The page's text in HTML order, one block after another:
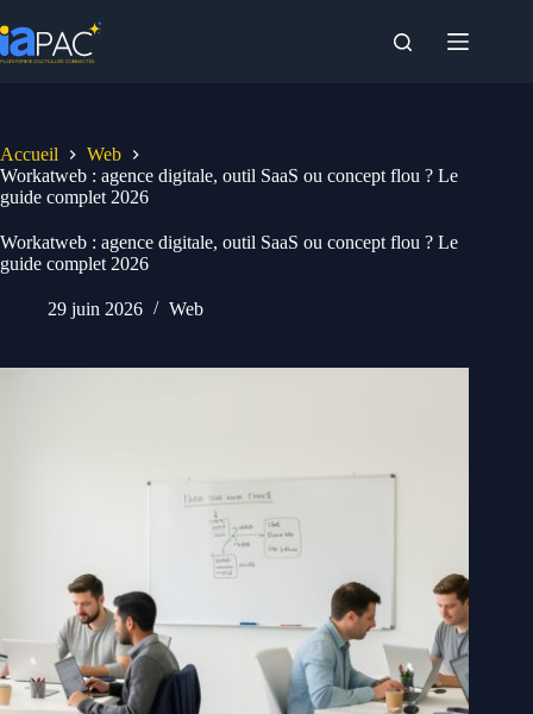
au
contenu
Accueil
Web
Workatweb : agence digitale, outil SaaS ou concept flou ? Le
guide complet 2026
Workatweb : agence digitale, outil SaaS ou concept flou ? Le
guide complet 2026
29 juin 2026 Web